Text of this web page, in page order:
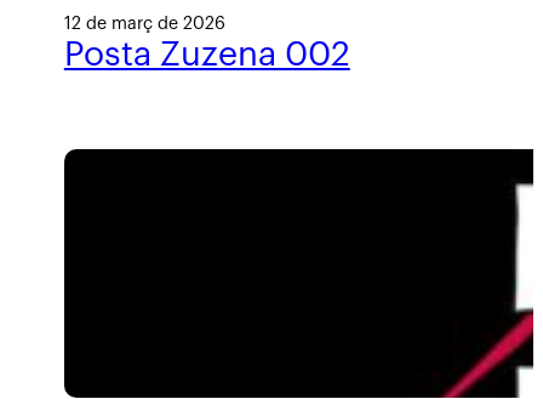
12 de març de 2026
Posta Zuzena 002